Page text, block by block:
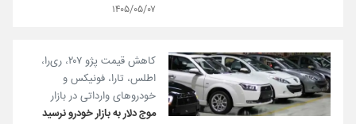
۱۴۰۵/۰۵/۰۷
کاهش قیمت پژو ۲۰۷، ری‌را،
اطلس، تارا، فونیکس و
خودروهای وارداتی در بازار
موج دلار به بازار خودرو نرسید